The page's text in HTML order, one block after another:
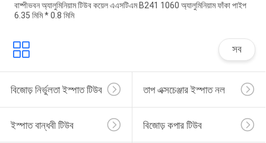
বাষ্পীভবন অ্যালুমিনিয়াম টিউব কয়েল এএসটিএম B241 1060 অ্যালুমিনিয়াম ফাঁকা পাইপ
6.35 মিমি * 0.8 মিমি
সব
বিজোড় নির্ভুলতা ইস্পাত টিউব তাপ এক্সচেঞ্জার ইস্পাত নল
ইস্পাত বান্ধবী টিউব বিজোড় কপার টিউব